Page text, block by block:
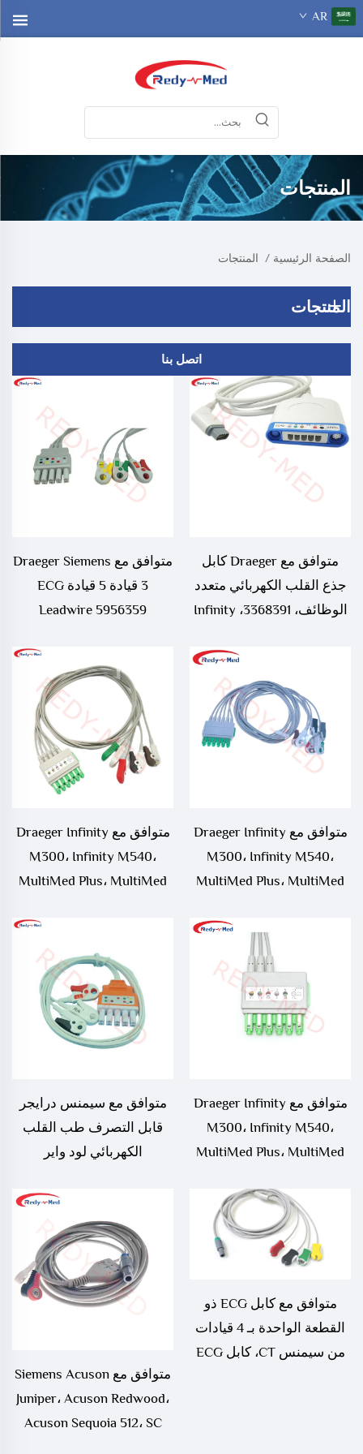
AR
المنتجات
الصفحة الرئيسية / المنتجات
المنتجات
اتصل بنا
متوافق مع Draeger كابل
جذع القلب الكهربائي متعدد
الوظائف، 3368391، Infinity
متوافق مع Draeger Siemens
3 قيادة 5 قيادة ECG
Leadwire 5956359
متوافق مع Draeger Infinity
M300، Infinity M540،
MultiMed Plus، MultiMed
Leadwire، MS16547
متوافق مع Draeger Infinity
M300، Infinity M540،
MultiMed Plus، MultiMed
Leadwire، MS16546
متوافق مع Draeger Infinity
M300، Infinity M540،
MultiMed Plus، MultiMed
MS16231
متوافق مع سيمنس درايجر
قابل التصرف طب القلب
الكهربائي لود واير
متوافق مع كابل ECG ذو
القطعة الواحدة بـ 4 قيادات
من سيمنس CT، كابل ECG
متوافق مع Siemens Acuson
Juniper، Acuson Redwood،
Acuson Sequoia 512، SC